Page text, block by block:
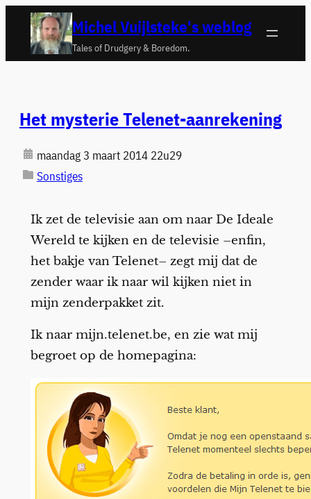
naar
Michel Vuijlsteke's weblog
Tales of Drudgery & Boredom.
Het mysterie Telenet-aanrekening
maandag 3 maart 2014 22u29
Sonstiges
Ik zet de televisie aan om naar De Ideale
Wereld te kijken en de televisie –enfin,
het bakje van Telenet– zegt mij dat de
zender waar ik naar wil kijken niet in
mijn zenderpakket zit.
Ik naar mijn.telenet.be, en zie wat mij
begroet op de homepagina: